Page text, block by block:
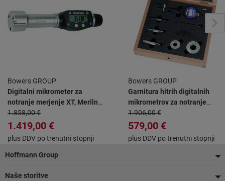
Bowers GROUP
Digitalni mikrometer za
notranje merjenje XT, Merilno
območje: 35-50mm
1.858,00 €
1.419,00 €
plus DDV po trenutni stopnji
Bowers GROUP
Garnitura hitrih digitalnih
mikrometrov za notranje
merjenje XTL, Merilno
območje: 6-10mm
1.906,00 €
579,00 €
plus DDV po trenutni stopnji
Noga
Hoffmann Group
Naše storitve